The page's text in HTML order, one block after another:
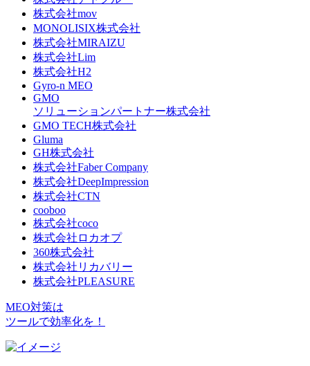
株式会社mov
MONOLISIX株式会社
株式会社MIRAIZU
株式会社Lim
株式会社H2
Gyro-n MEO
GMO
ソリューションパートナー株式会社
GMO TECH株式会社
Gluma
GH株式会社
株式会社Faber Company
株式会社DeepImpression
株式会社CTN
cooboo
株式会社coco
株式会社ロカオプ
360株式会社
株式会社リカバリー
株式会社PLEASURE
MEO対策は
ツールで効率化を！